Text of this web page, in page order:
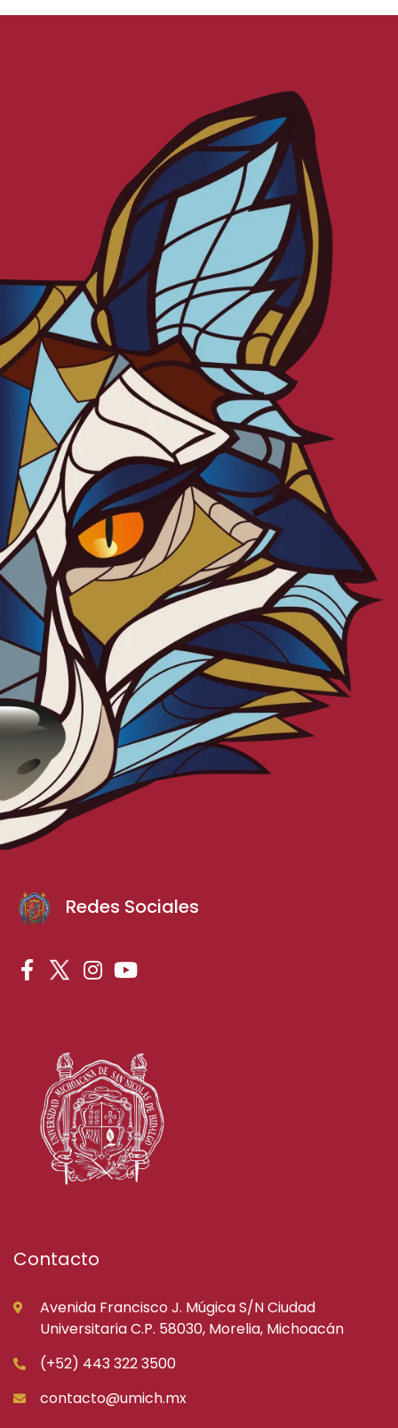
Redes Sociales
Contacto
Avenida Francisco J. Múgica S/N Ciudad
Universitaria C.P. 58030, Morelia, Michoacán
(+52) 443 322 3500
contacto@umich.mx